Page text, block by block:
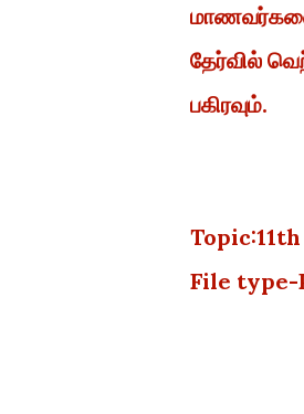
தேர்வில்
பகிரவும்.
File type-